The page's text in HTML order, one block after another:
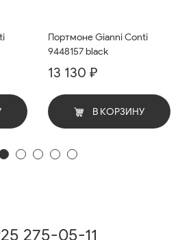
Портмоне Gianni Conti
9448157 black
13 130 ₽
В КОРЗИНУ
275-05-11